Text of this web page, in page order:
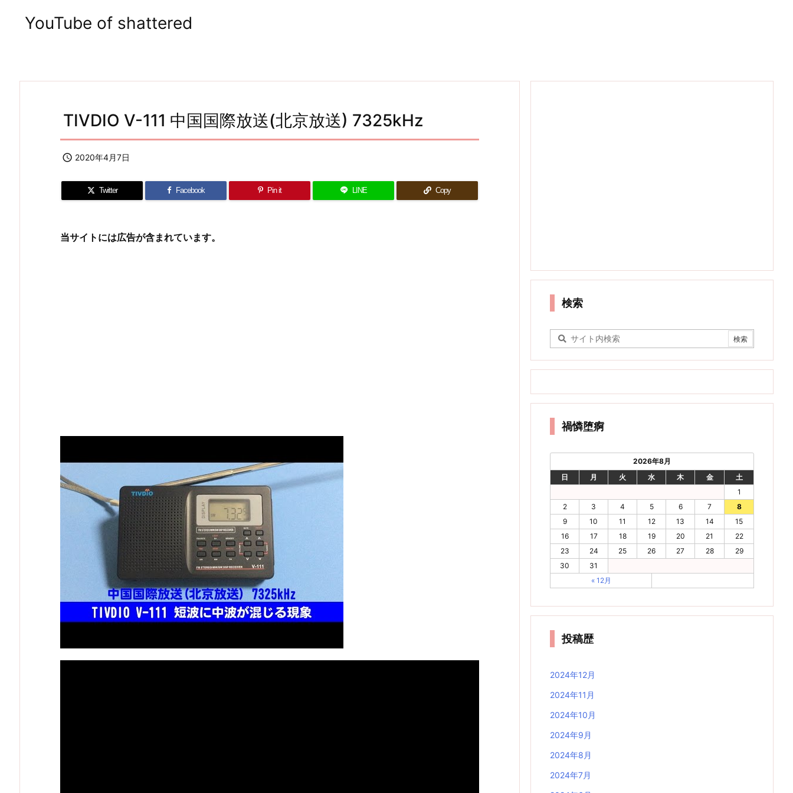
YouTube of shattered
TIVDIO V-111 中国国際放送(北京放送) 7325kHz
 2020年4月7日
Twitter Facebook Pin it LINE Copy
当サイトには広告が含まれています。
検索
禍憐堕痾
2026年8月
日
月 火 水 木 金
土
1
2
3 4 5 6 7
8
9
10 11 12 13 14
15
16
17 18 19 20 21
22
23
24 25 26 27 28
29
30
31
« 12月
投稿歴
2024年12月
2024年11月
2024年10月
2024年9月
2024年8月
2024年7月